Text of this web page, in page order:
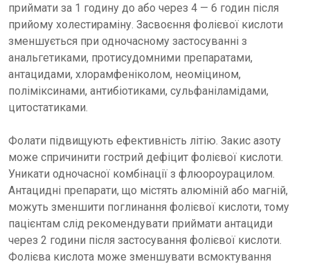
приймати за 1 годину до або через 4 — 6 годин після
прийому холестираміну. Засвоєння фолієвої кислоти
зменшується при одночасному застосуванні з
анальгетиками, протисудомними препаратами,
антацидами, хлорамфеніколом, неоміцином,
поліміксинами, антибіотиками, сульфаніламідами,
цитостатиками.
Фолати підвищують ефективність літію. Закис азоту
може спричинити гострий дефіцит фолієвої кислоти.
Уникати одночасної комбінації з флюороурацилом.
Антацидні препарати, що містять алюміній або магній,
можуть зменшити поглинання фолієвої кислоти, тому
пацієнтам слід рекомендувати приймати антациди
через 2 години після застосування фолієвої кислоти.
Фолієва кислота може зменшувати всмоктування